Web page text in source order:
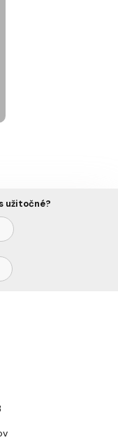
užitočné?